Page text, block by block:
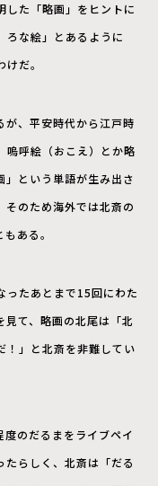
した「略画」をヒントに
ろな絵」とあるように
だ。
が、平安時代から江戸時
嗚呼絵（おこえ）とか略
」という単語が生み出さ
そのため海外では北斎の
ある。
ったあとまで15回にわた
見て、略画の北尾は「北
！」と北斎を非難してい
のだるまをライブペイ
たらしく、北斎は「だる